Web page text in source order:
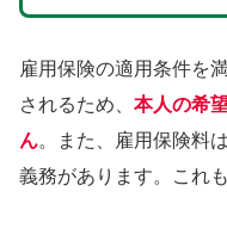
雇用保険の適用条件を
されるため、 本人の希
ん。また、雇用保険料
義務があります。これ